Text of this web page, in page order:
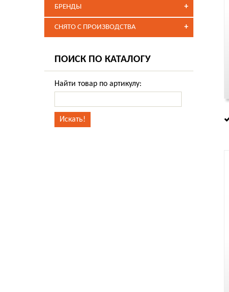
+
БРЕНДЫ
+
СНЯТО С ПРОИЗВОДСТВА
ПОИСК ПО КАТАЛОГУ
Найти товар по артикулу: